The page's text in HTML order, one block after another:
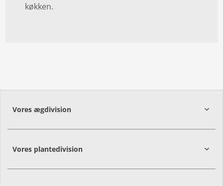
køkken.
Vores ægdivision
Vores plantedivision